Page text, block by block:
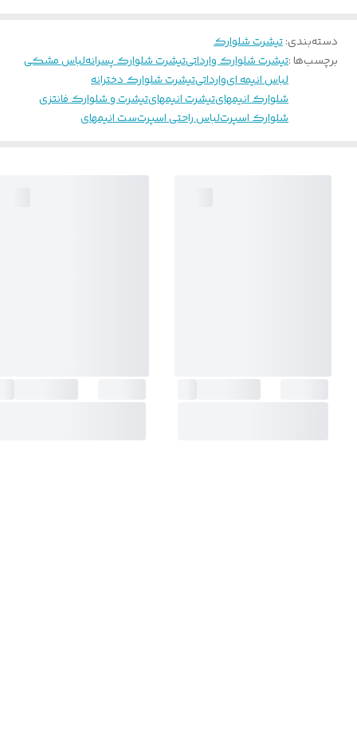
دسته‌بندی:تیشرت شلوارک
برچسب‌ها :تیشرت شلوارک وارداتیتیشرت شلوارک پسرانهلباس مشکی
لباس انیمه ایوارداتیتیشرت شلوارک دخترانه
شلوارک انیمهایتیشرت انیمهایتیشرت و شلوارک فانتزی
شلوارک اسپرتلباس راحتی اسپرتست انیمهای